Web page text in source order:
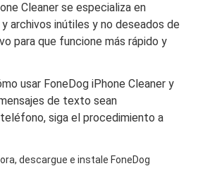
Cleaner se especializa en
archivos inútiles y no deseados de
para que funcione más rápido y
usar FoneDog iPhone Cleaner y
de texto sean
siga el procedimiento a
descargue e instale FoneDog